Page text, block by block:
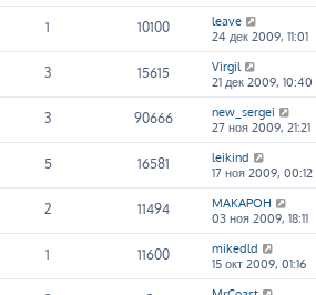
1 10100
leave
24 дек 2009, 11:01
3 15615
Virgil
21 дек 2009, 10:40
3 90666
new_sergei
27 ноя 2009, 21:21
5 16581
leikind
17 ноя 2009, 00:12
2 11494
MAKAPOH
03 ноя 2009, 18:11
1 11600
mikedld
15 окт 2009, 01:16